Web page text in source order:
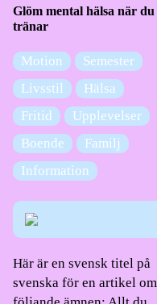
Glöm mental hälsa när du
tränar
Motion
Semester
Livsstil
Hälsa
Fritid
Upplevelser
Boende
Familj
Information
Här är en svensk titel på
svenska för en artikel om